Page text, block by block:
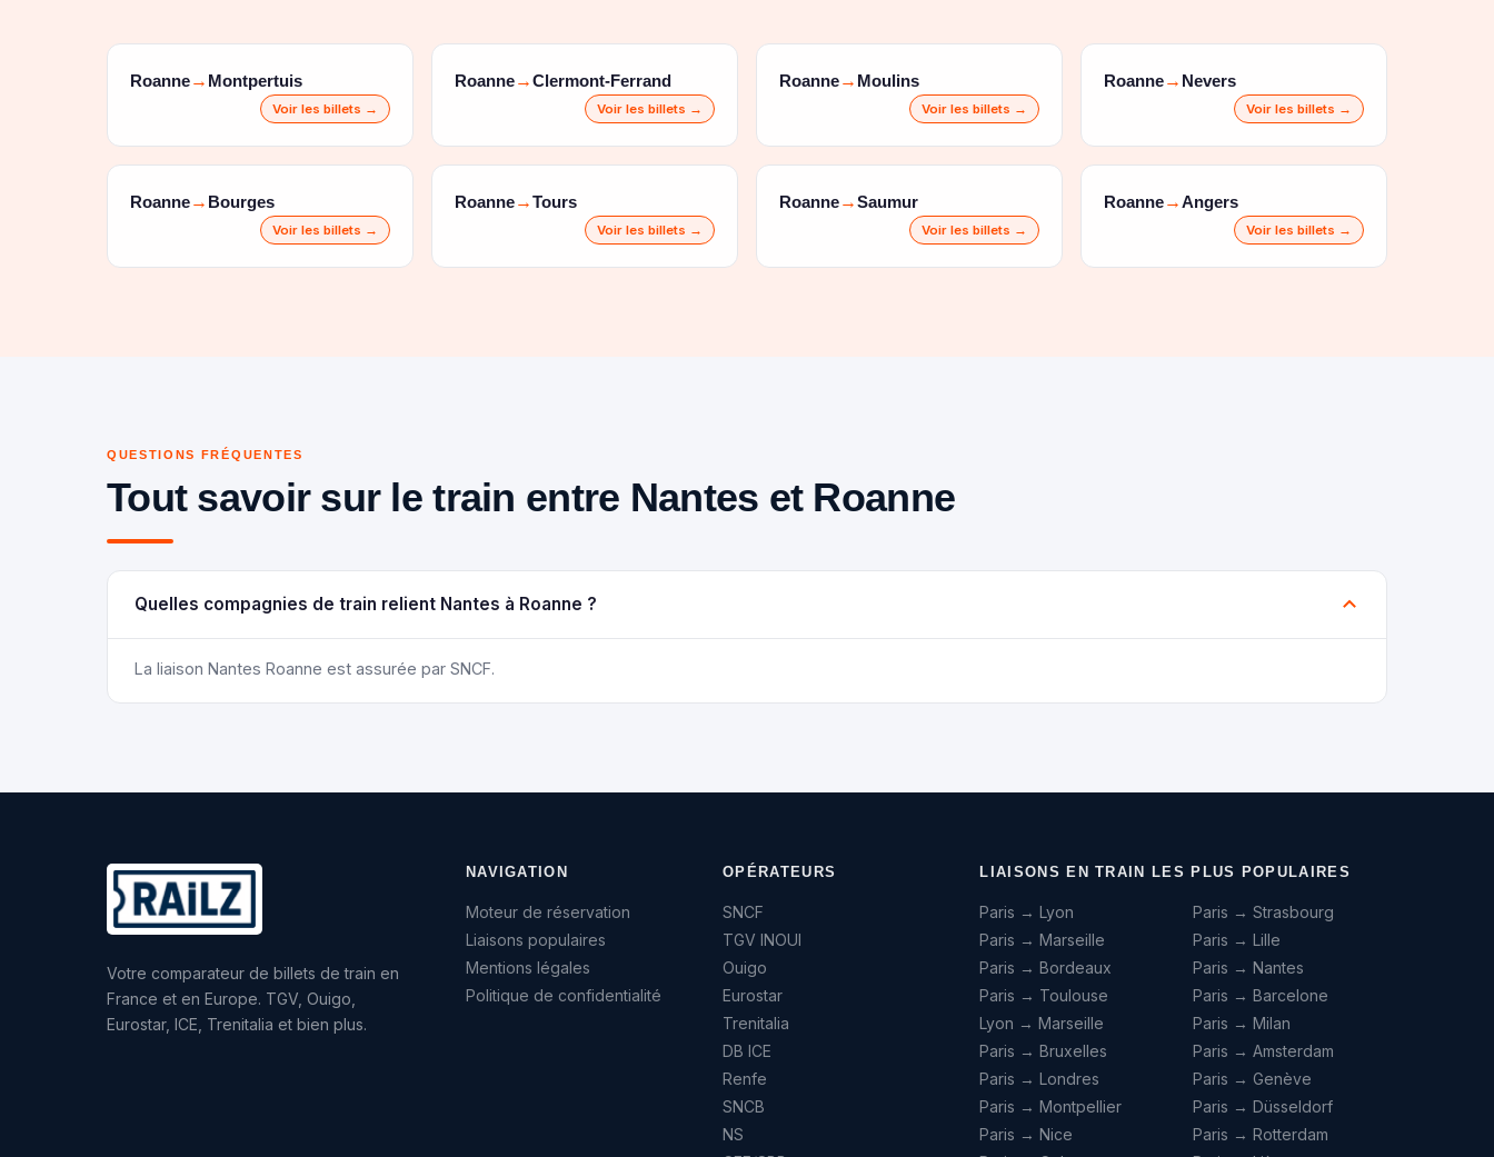
Roanne→ Montpertuis
Voir les billets →
Roanne→Clermont-Ferrand
Voir les billets →
Roanne→ Moulins
Voir les billets →
Roanne→ Nevers
Voir les billets →
Roanne→ Bourges
Voir les billets →
Roanne→Tours
Voir les billets →
Roanne→Saumur
Voir les billets →
Roanne→Angers
Voir les billets →
QUESTIONS FRÉQUENTES
Tout savoir sur le train entre Nantes et Roanne
Quelles compagnies de train relient Nantes à Roanne ?
La liaison Nantes Roanne est assurée par SNCF.
Votre comparateur de billets de train en
France et en Europe. TGV, Ouigo,
Eurostar, ICE, Trenitalia et bien plus.
NAVIGATION
Moteur de réservation
Liaisons populaires
Mentions légales
Politique de confidentialité
OPÉRATEURS
SNCF
TGV INOUI
Ouigo
Eurostar
Trenitalia
DB ICE
Renfe
SNCB
NS
LIAISONS EN TRAIN LES PLUS POPULAIRES
Paris → Lyon
Paris → Marseille
Paris → Bordeaux
Paris → Toulouse
Lyon → Marseille
Paris → Bruxelles
Paris → Londres
Paris → Montpellier
Paris → Nice
Paris → Strasbourg
Paris → Lille
Paris → Nantes
Paris → Barcelone
Paris → Milan
Paris → Amsterdam
Paris → Genève
Paris → Düsseldorf
Paris → Rotterdam